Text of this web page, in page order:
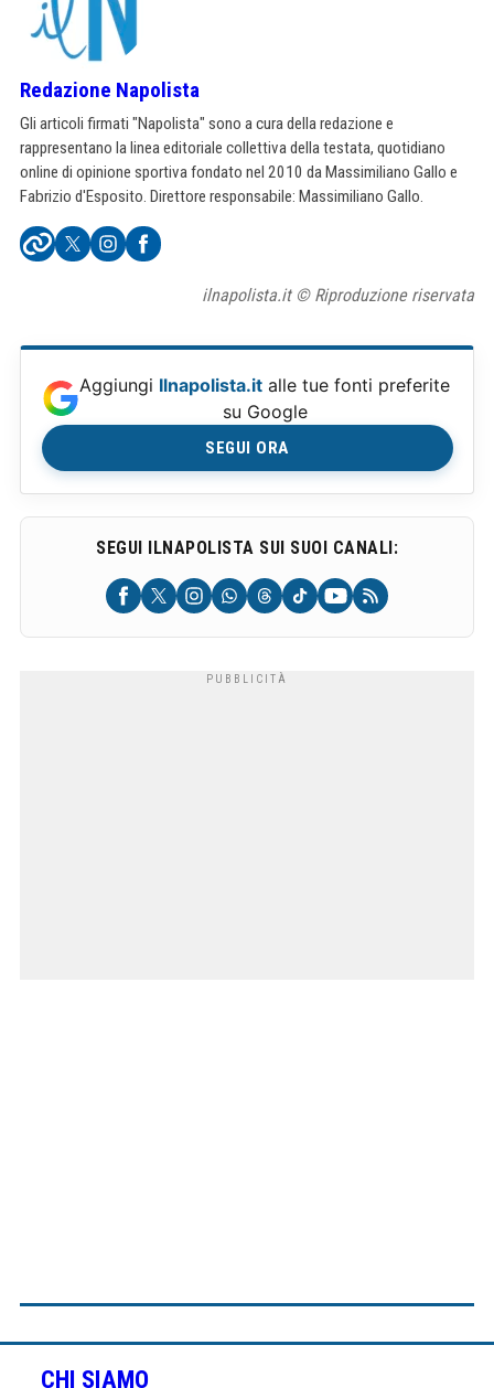
Redazione Napolista
Gli articoli firmati "Napolista" sono a cura della redazione e
rappresentano la linea editoriale collettiva della testata, quotidiano
online di opinione sportiva fondato nel 2010 da Massimiliano Gallo e
Fabrizio d'Esposito. Direttore responsabile: Massimiliano Gallo.
ilnapolista.it © Riproduzione riservata
Aggiungi Ilnapolista.it alle tue fonti preferite
su Google
SEGUI ORA
SEGUI ILNAPOLISTA SUI SUOI CANALI:
CHI SIAMO